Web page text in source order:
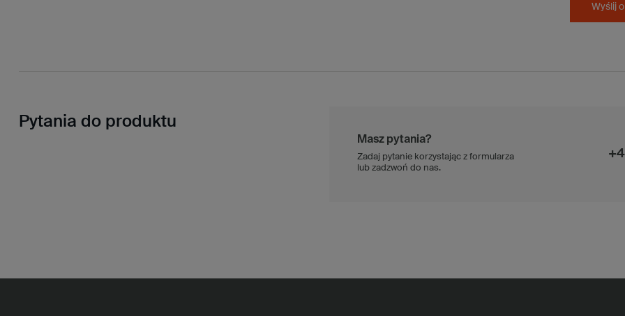
Wyślij
Pytania do produktu
Masz pytania?
Zadaj pytanie korzystając z formularza
lub zadzwoń do nas.